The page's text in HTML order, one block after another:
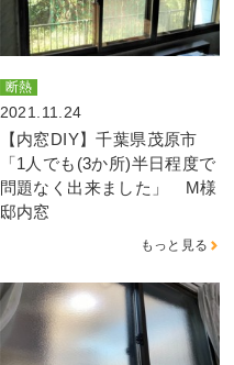
断熱
2021.11.24
【内窓DIY】千葉県茂原市
「1人でも(3か所)半日程度で
問題なく出来ました」 M様
邸内窓
もっと見る